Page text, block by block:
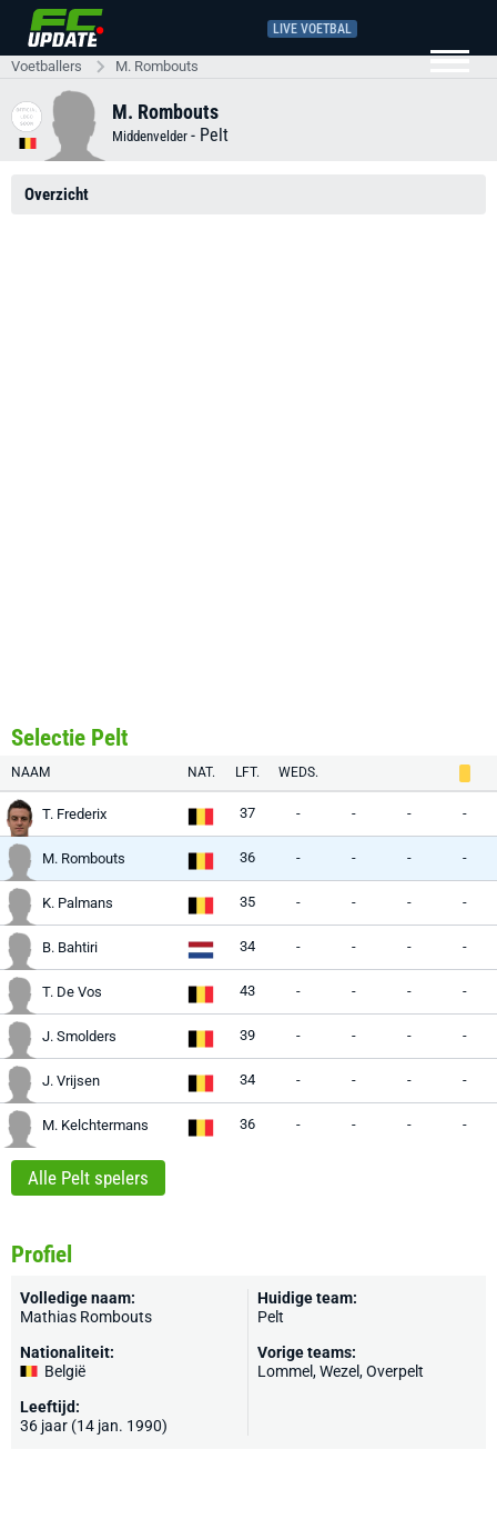
LIVE VOETBAL
Voetballers M. Rombouts
M. Rombouts
Middenvelder - Pelt
Overzicht
Selectie Pelt
NAAM NAT. LFT. WEDS.
T. Frederix 37 - - - -
M. Rombouts 36 - - - -
K. Palmans 35 - - - -
B. Bahtiri 34 - - - -
T. De Vos 43 - - - -
J. Smolders 39 - - - -
J. Vrijsen 34 - - - -
M. Kelchtermans 36 - - - -
Alle Pelt spelers
Profiel
Volledige naam:
Mathias Rombouts
Nationaliteit:
België
Leeftijd:
36 jaar (14 jan. 1990)
Huidige team:
Pelt
Vorige teams:
Lommel,Wezel, Overpelt